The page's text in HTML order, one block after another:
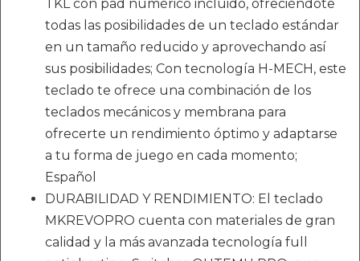
TKL con pad numérico incluido, ofreciéndote
todas las posibilidades de un teclado estándar
en un tamaño reducido y aprovechando así
sus posibilidades; Con tecnología H-MECH, este
teclado te ofrece una combinación de los
teclados mecánicos y membrana para
ofrecerte un rendimiento óptimo y adaptarse
a tu forma de juego en cada momento;
Español
DURABILIDAD Y RENDIMIENTO: El teclado
MKREVOPRO cuenta con materiales de gran
calidad y la más avanzada tecnología full